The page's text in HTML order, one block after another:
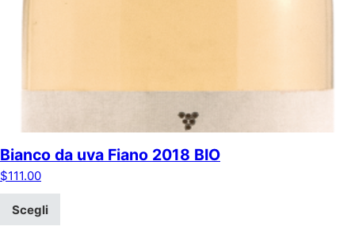
Bianco da uva Fiano 2018 BIO
$111.00
Scegli